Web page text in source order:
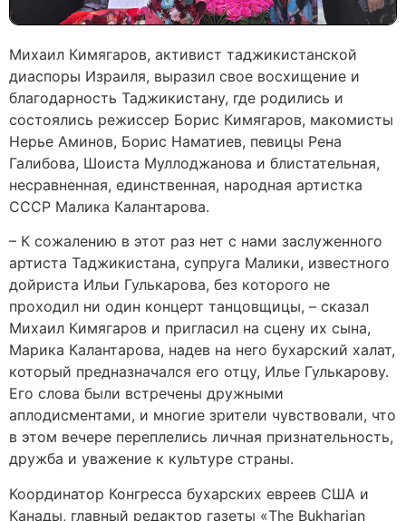
Михаил Кимягаров, активист таджикистанской
диаспоры Израиля, выразил свое восхищение и
благодарность Таджикистану, где родились и
состоялись режиссер Борис Кимягаров, макомисты
Нерье Аминов, Борис Наматиев, певицы Рена
Галибова, Шоиста Муллоджанова и блистательная,
несравненная, единственная, народная артистка
СССР Малика Калантарова.
– К сожалению в этот раз нет с нами заслуженного
артиста Таджикистана, супруга Малики, известного
дойриста Ильи Гулькарова, без которого не
проходил ни один концерт танцовщицы, – сказал
Михаил Кимягаров и пригласил на сцену их сына,
Марика Калантарова, надев на него бухарский халат,
который предназначался его отцу, Илье Гулькарову.
Его слова были встречены дружными
аплодисментами, и многие зрители чувствовали, что
в этом вечере переплелись личная признательность,
дружба и уважение к культуре страны.
Координатор Конгресса бухарских евреев США и
Канады, главный редактор газеты «The Bukharian